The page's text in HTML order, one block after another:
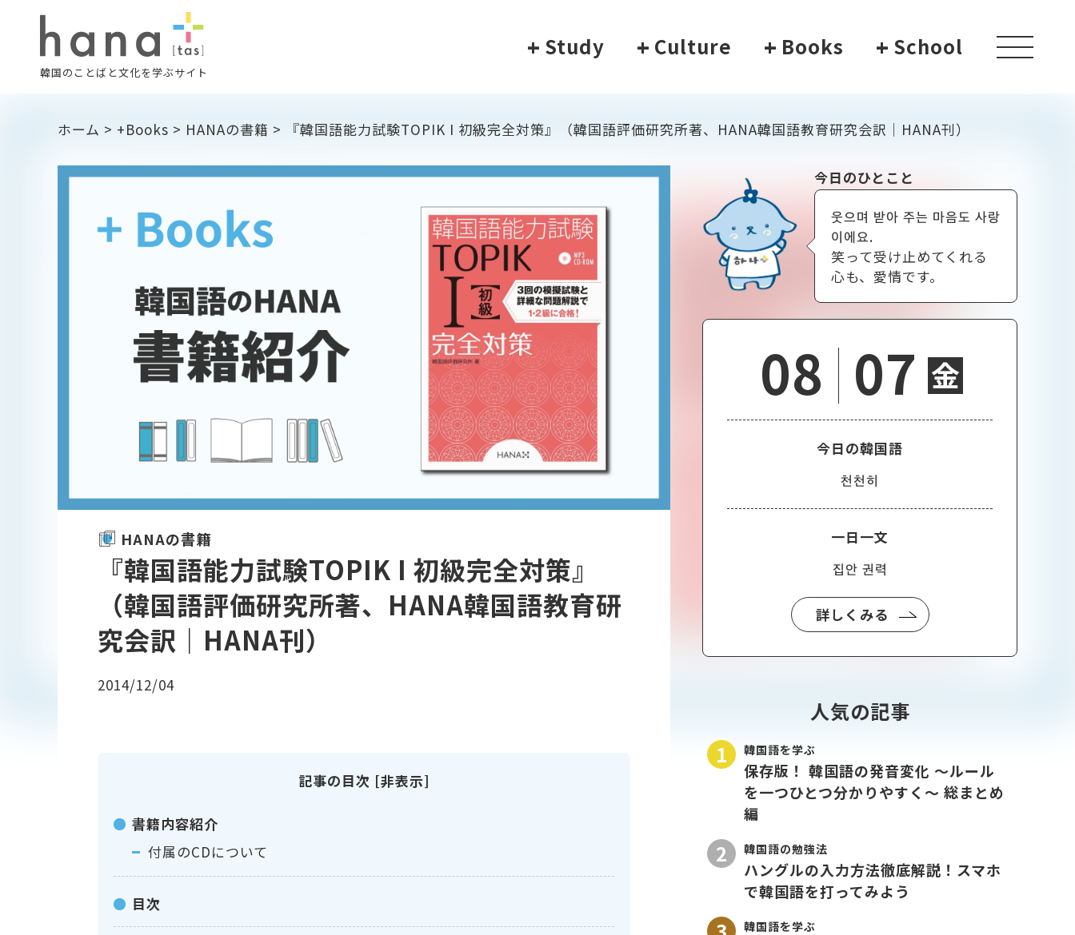
韓国のことばと文化を学ぶサイト
+ Study + Culture + Books + School
toggle
ホーム > +Books > HANAの書籍 > 『韓国語能力試験TOPIK I 初級完全対策』（韓国語評価研究所著、HANA韓国語教育研究会訳｜HANA刊）
HANAの書籍
『韓国語能力試験TOPIK I 初級完全対策』
（韓国語評価研究所著、HANA韓国語教育研
究会訳｜HANA刊）
2014/12/04
記事の目次 [非表示]
書籍内容紹介
付属のCDについて
目次
今日のひとこと
웃으며 받아 주는 마음도 사랑
이에요.
笑って受け止めてくれる
心も、愛情です。
08 07 金
今日の韓国語
천천히
一日一文
집안 권력
詳しくみる
人気の記事
韓国語を学ぶ
保存版！ 韓国語の発音変化 〜ルール
を一つひとつ分かりやすく〜 総まとめ
編
韓国語の勉強法
ハングルの入力方法徹底解説！スマホ
で韓国語を打ってみよう
韓国語を学ぶ